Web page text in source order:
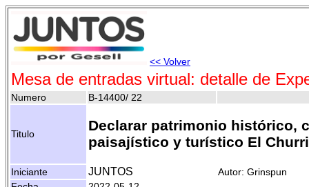
<< Volver
Mesa de entradas virtual: detalle de
Numero B-14400/ 22
Titulo
Declarar patrimonio histórico,
paisajístico y turístico El
Iniciante JUNTOS
Autor: Grinspun